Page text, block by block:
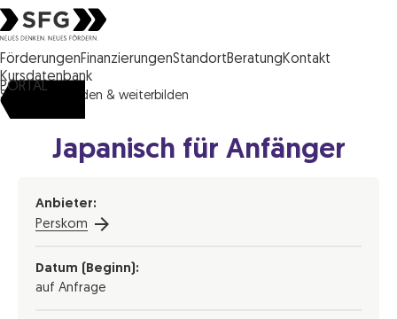
Steirische Wirtschaftsförderungsgesellschaft mbH SFG Logo
FörderungenFinanzierungenStandortBeratungKontakt
PORTAL
Kursdatenbank
SFG ausbilden & weiterbilden
Japanisch für Anfänger
Anbieter:
Perskom
Datum (Beginn):
auf Anfrage